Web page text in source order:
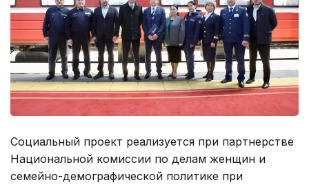
Социальный проект реализуется при партнерстве
Национальной комиссии по делам женщин и
семейно-демографической политике при